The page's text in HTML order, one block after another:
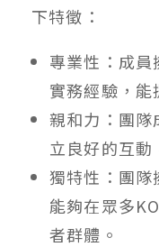
下特徵：
專業性：成
實務經驗，能
親和力：團隊
立良好的互動
獨特性：團隊
能夠在眾多
者群體。